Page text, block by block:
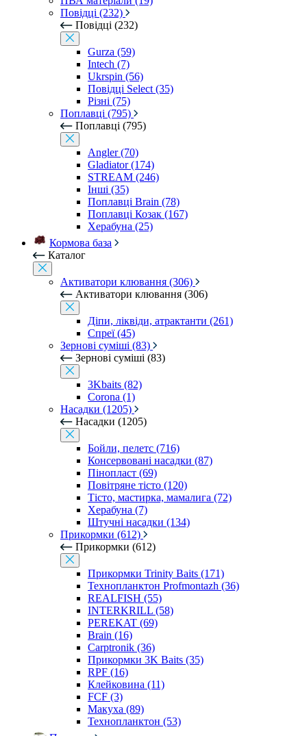
Повідці (232)
Повідці (232)
Gurza (59)
Intech (7)
Ukrspin (56)
Повідці Select (35)
Різні (75)
Поплавці (795)
Поплавці (795)
Angler (70)
Gladiator (174)
STREAM (246)
Інші (35)
Поплавці Brain (78)
Поплавці Козак (167)
Херабуна (25)
Кормова база
Каталог
Активатори клювання (306)
Активатори клювання (306)
Діпи, ліквіди, атрактанти (261)
Спреї (45)
Зернові суміші (83)
Зернові суміші (83)
3Kbaits (82)
Corona (1)
Насадки (1205)
Насадки (1205)
Бойли, пелетс (716)
Консервовані насадки (87)
Пінопласт (69)
Повітряне тісто (120)
Тісто, мастирка, мамалига (72)
Херабуна (7)
Штучні насадки (134)
Прикормки (612)
Прикормки (612)
Прикормки Trinity Baits (171)
Технопланктон Profmontazh (36)
REALFISH (55)
INTERKRILL (58)
PEREKAT (69)
Brain (16)
Carptronik (36)
Прикормки 3K Baits (35)
RPF (16)
Клейковина (11)
FCF (3)
Макуха (89)
Технопланктон (53)